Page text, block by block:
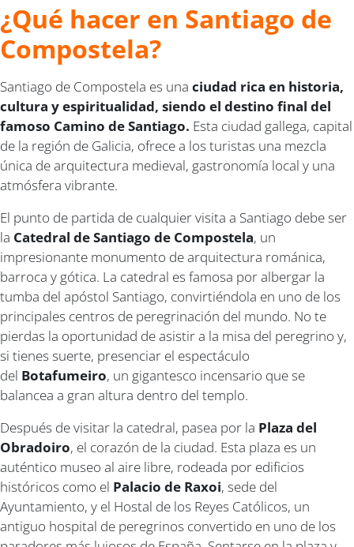
¿Qué hacer en Santiago de
Compostela?
Santiago de Compostela es una ciudad rica en historia,
cultura y espiritualidad, siendo el destino final del
famoso Camino de Santiago. Esta ciudad gallega, capital
de la región de Galicia, ofrece a los turistas una mezcla
única de arquitectura medieval, gastronomía local y una
atmósfera vibrante.
El punto de partida de cualquier visita a Santiago debe ser
la Catedral de Santiago de Compostela, un
impresionante monumento de arquitectura románica,
barroca y gótica. La catedral es famosa por albergar la
tumba del apóstol Santiago, convirtiéndola en uno de los
principales centros de peregrinación del mundo. No te
pierdas la oportunidad de asistir a la misa del peregrino y,
si tienes suerte, presenciar el espectáculo
del Botafumeiro, un gigantesco incensario que se
balancea a gran altura dentro del templo.
Después de visitar la catedral, pasea por la Plaza del
Obradoiro, el corazón de la ciudad. Esta plaza es un
auténtico museo al aire libre, rodeada por edificios
históricos como el Palacio de Raxoi, sede del
Ayuntamiento, y el Hostal de los Reyes Católicos, un
antiguo hospital de peregrinos convertido en uno de los